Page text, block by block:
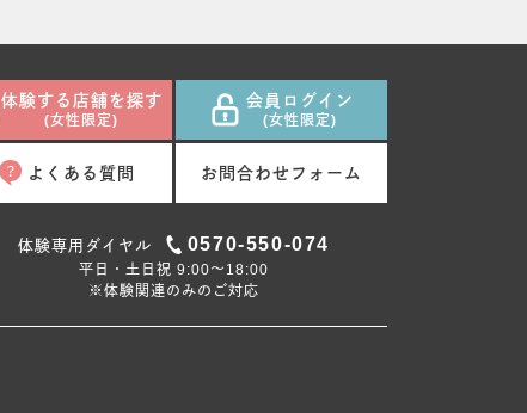
体験する店舗を探す
(女性限定)
会員ログイン
(女性限定)
よくある質問 お問合わせフォーム
体験専用ダイヤル 0570-550-074
平日・土日祝 9:00〜18:00
※体験関連のみのご対応